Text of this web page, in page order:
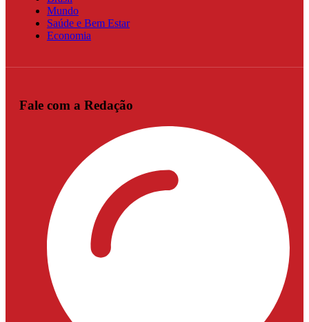
Mundo
Saúde e Bem Estar
Economia
Fale com a Redação